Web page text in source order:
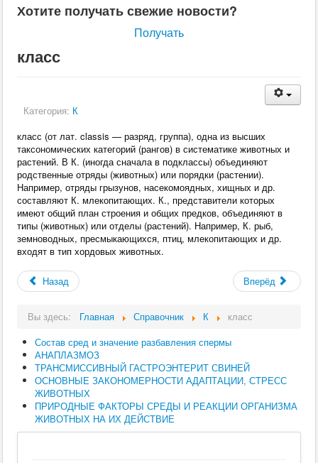
Хотите получать свежие новости?
Получать
класс
Категория: К
класс (от лат. classis — разряд, группа), одна из высших
таксономических категорий (рангов) в систематике животных и
растений. В К. (иногда сначала в подклассы) объединяют
родственные отряды (животных) или порядки (растении).
Например, отряды грызунов, насекомоядных, хищных и др.
составляют К. млекопитающих. К., представители которых
имеют общий план строения и общих предков, объединяют в
типы (животных) или отделы (растений). Например, К. рыб,
земноводных, пресмыкающихся, птиц, млекопитающих и др.
входят в тип хордовых животных.
Назад Вперёд
Вы здесь: Главная Справочник К
класс
Состав сред и значение разбавления спермы
АНАПЛАЗМОЗ
ТРАНСМИССИВНЫЙ ГАСТРОЭНТЕРИТ СВИНЕЙ
ОСНОВНЫЕ ЗАКОНОМЕРНОСТИ АДАПТАЦИИ, СТРЕСС
ЖИВОТНЫХ
ПРИРОДНЫЕ ФАКТОРЫ СРЕДЫ И РЕАКЦИИ ОРГАНИЗМА
ЖИВОТНЫХ НА ИХ ДЕЙСТВИЕ